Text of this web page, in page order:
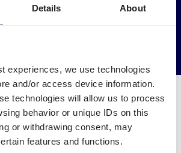
Details About
experiences, we use technologies
and/or access device information.
technologies will allow us to process
behavior or unique IDs on this
or withdrawing consent, may
features and functions.
sind für